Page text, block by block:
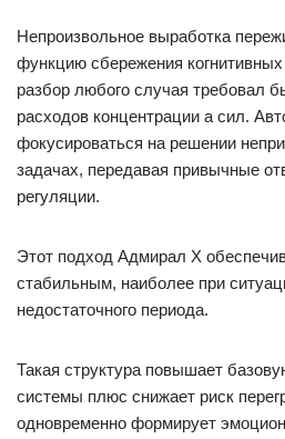
Непроизвольное выработка
функцию сбережения
разбор любого случая требовал
расходов концентрации а сил.
фокусироваться на решении
задачах, передавая привычные
регуляции.
Этот подход Адмирал Х
стабильным, наиболее при
недостаточного периода.
Такая структура повышает
системы плюс снижает риск
одновременно формирует